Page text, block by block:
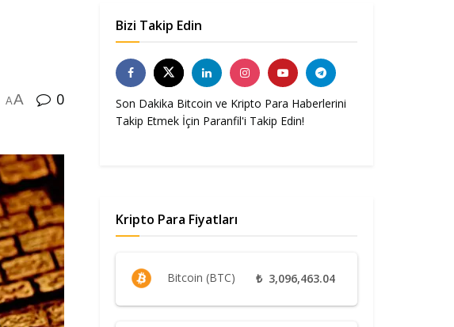
AA 0
Bizi Takip Edin
Son Dakika Bitcoin ve Kripto Para Haberlerini
Takip Etmek İçin Paranfil'i Takip Edin!
Kripto Para Fiyatları
Bitcoin (BTC) ₺ 3,096,463.04